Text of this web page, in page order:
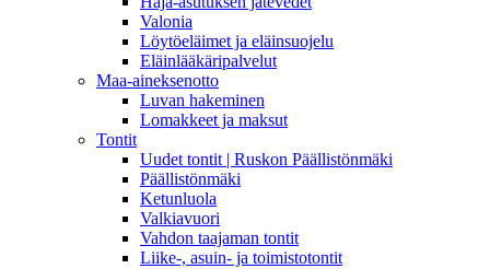
Valonia
Löytöeläimet ja eläinsuojelu
Eläinlääkäripalvelut
Maa-aineksenotto
Luvan hakeminen
Lomakkeet ja maksut
Tontit
Uudet tontit | Ruskon Päällistönmäki
Päällistönmäki
Ketunluola
Valkiavuori
Vahdon taajaman tontit
Liike-, asuin- ja toimistotontit